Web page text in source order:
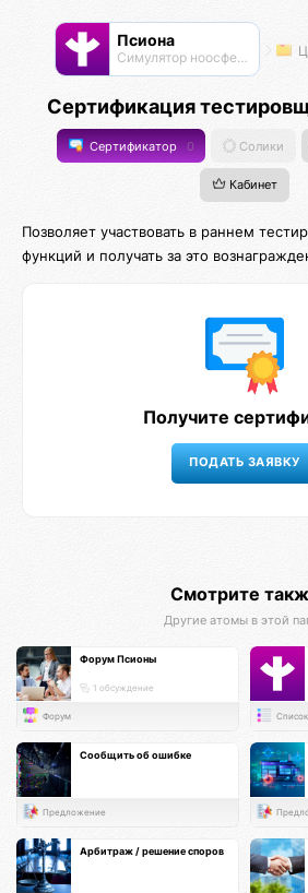
Псиона
Cимулятор ноосферы
Сертификация
Сертификатор 0 Солики
Кабинет
Позволяет участвовать в раннем
функций и получать за это
Получите
Смотрите
Другие атомы в этой
Форум Псионы
1 обсуждение
Форум Список
Сообщить об ошибке
Предложение
Арбитраж / решение споров